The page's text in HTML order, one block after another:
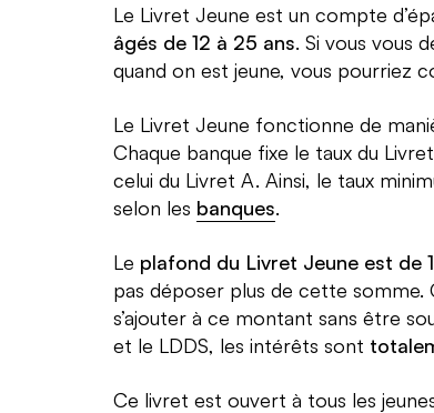
Le Livret Jeune est un compte
âgés de 12 à 25 ans. Si vous vous
quand on est jeune, vous pourriez
Le Livret Jeune fonctionne de
Chaque banque fixe le taux du
celui du Livret A. Ainsi, le taux
selon les banques.
Le plafond du Livret Jeune est de
pas déposer plus de cette
s’ajouter à ce montant sans être
et le LDDS, les intérêts sont
Ce livret est ouvert à tous les